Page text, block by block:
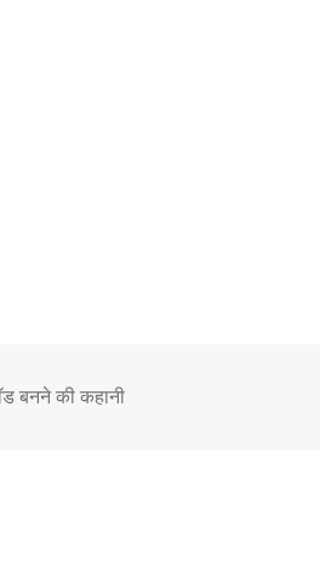
बनने की कहानी